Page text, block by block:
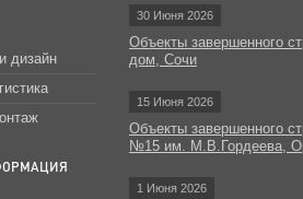
дизайн
30 Июня 2026
Объекты завершенного
дом, Сочи
15 Июня 2026
Объекты завершенного
№15 им. М.В.Гордеева,
1 Июня 2026